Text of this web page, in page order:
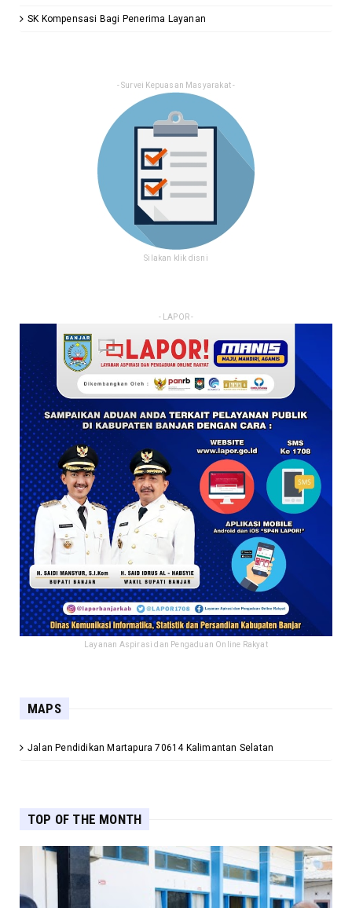
SK Kompensasi Bagi Penerima Layanan
- Survei Kepuasan Masyarakat -
Silakan klik disni
- LAPOR -
Layanan Aspirasi dan Pengaduan Online Rakyat
MAPS
Jalan Pendidikan Martapura 70614 Kalimantan Selatan
TOP OF THE MONTH